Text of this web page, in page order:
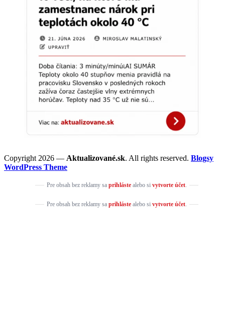
Copyright 2026 — Aktualizované.sk. All rights reserved. Blogsy
WordPress Theme
Pre obsah bez reklamy sa prihlástealebo si vytvorte účet.